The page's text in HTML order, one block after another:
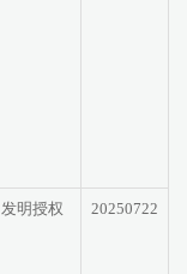
发明授权 20250722